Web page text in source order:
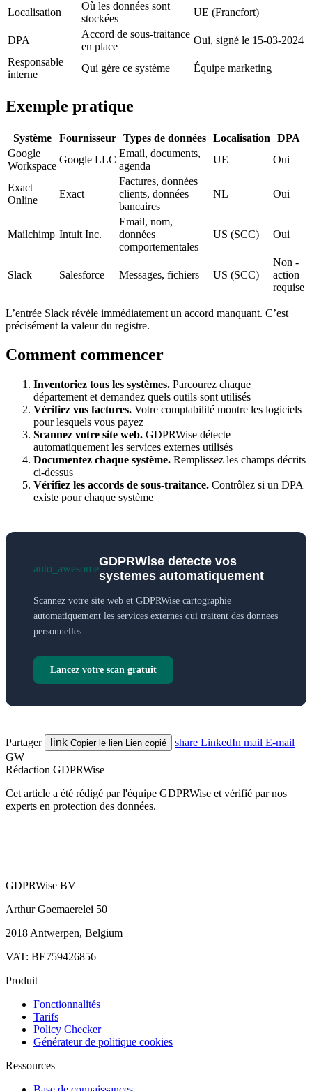
Localisation
Où les données sont
stockées
UE (Francfort)
DPA
Accord de sous-traitance
en place
Oui, signé le 15-03-2024
Responsable
interne
Qui gère ce système Équipe marketing
Exemple pratique
Système Fournisseur Types de données Localisation
DPA
Google
Workspace
Google LLC
Email, documents,
agenda
UE Oui
Exact
Online
Exact
Factures, données
clients, données
bancaires
NL Oui
Mailchimp Intuit Inc.
Email, nom,
données
comportementales
US (SCC) Oui
Slack Salesforce Messages, fichiers US (SCC)
Non -
action
requise
L’entrée Slack révèle immédiatement un accord manquant. C’est
précisément la valeur du registre.
Comment commencer
Inventoriez tous les systèmes. Parcourez chaque
département et demandez quels outils sont utilisés
Vérifiez vos factures. Votre comptabilité montre les logiciels
pour lesquels vous payez
Scannez votre site web. GDPRWise détecte
automatiquement les services externes utilisés
Documentez chaque système. Remplissez les champs décrits
ci-dessus
Vérifiez les accords de sous-traitance. Contrôlez si un DPA
existe pour chaque système
auto_awesome
GDPRWise detecte vos
systemes automatiquement
Scannez votre site web et GDPRWise cartographie
automatiquement les services externes qui traitent des donnees
personnelles.
Lancez votre scan gratuit
Partager link Copier le lien Lien copié share LinkedIn mail E-mail
GW
Rédaction GDPRWise
Cet article a été rédigé par l'équipe GDPRWise et vérifié par nos
experts en protection des données.
GDPRWise BV
Arthur Goemaerelei 50
2018 Antwerpen, Belgium
VAT: BE759426856
Produit
Fonctionnalités
Tarifs
Policy Checker
Générateur de politique cookies
Ressources